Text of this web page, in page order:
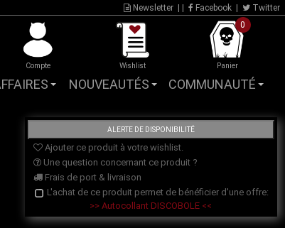
Newsletter Facebook Twitter
Compte Wishlist
0
Panier
NOUVEAUTÉS COMMUNAUTÉ
Ajouter ce produit à votre wishlist.
Une question concernant ce produit ?
Frais de port & livraison
L'achat de ce produit permet de bénéficier d'une offre:
>> Autocollant DISCOBOLE <<